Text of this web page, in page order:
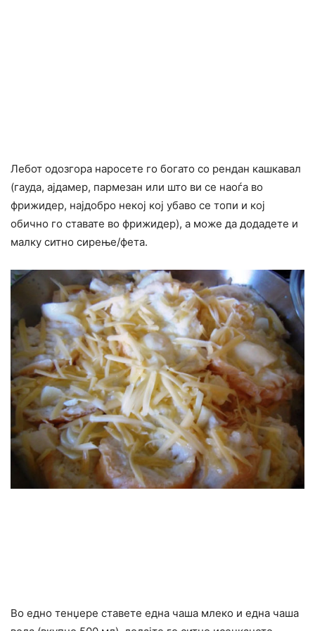
Лебот одозгора наросете го богато со рендан кашкавал
(гауда, ајдамер, пармезан или што ви се наоѓа во
фрижидер, најдобро некој кој убаво се топи и кој
обично го ставате во фрижидер), а може да додадете и
малку ситно сирење/фета.
Во едно тенџере ставете една чаша млеко и една чаша